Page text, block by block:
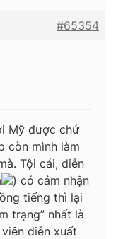
#65354
Mỹ được chứ
còn mình làm
Tội cái, diễn
) có cảm nhận
tiếng thì lại
trạng” nhất là
diễn xuất